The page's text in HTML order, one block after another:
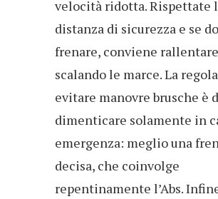
velocità ridotta. Rispettate
distanza di sicurezza e se
frenare, conviene rallentare
scalando le marce. La
evitare manovre brusche è
dimenticare solamente in
emergenza: meglio una
decisa, che coinvolge
repentinamente l’Abs.